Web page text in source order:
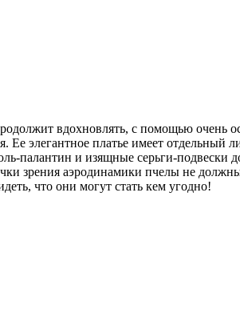
вдохновлять, с помощью очень
элегантное платье имеет отдельный
палантин и изящные серьги-подвески
зрения аэродинамики пчелы не
что они могут стать кем угодно!